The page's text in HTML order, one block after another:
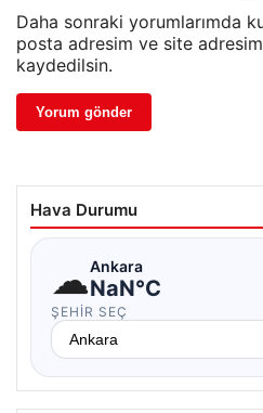
Daha sonraki yorumlarımda
posta adresim ve site adresim
kaydedilsin.
Hava Durumu
☁Ankara
NaN°C
ŞEHIR SEÇ